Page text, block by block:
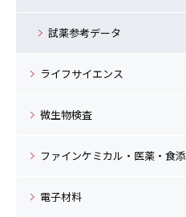
試薬参考データ
ライフサイエンス
微生物検査
ファインケミカル・医薬・食添
電子材料